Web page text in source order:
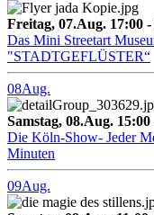
Freitag, 07.Aug. 17:00
Das Mini Streetart
"STADTGEFLÜSTER“
08Aug.
Samstag, 08.Aug.
Die Köln-Show- Jeder
Minuten
09Aug.